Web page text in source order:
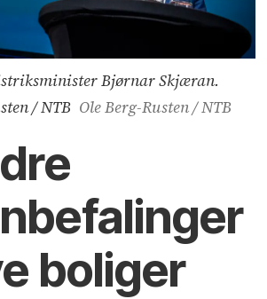
Bjørnar Skjæran.
/ NTB Ole Berg-Rusten / NTB
boliger